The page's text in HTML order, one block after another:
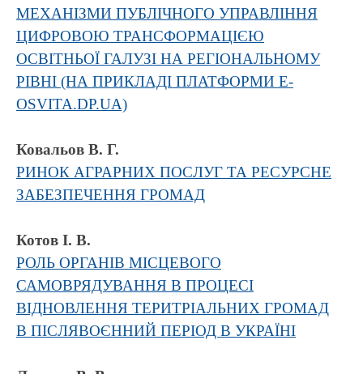
МЕХАНІЗМИ ПУБЛІЧНОГО УПРАВЛІННЯ
ЦИФРОВОЮ ТРАНСФОРМАЦІЄЮ
ОСВІТНЬОЇ ГАЛУЗІ НА РЕГІОНАЛЬНОМУ
РІВНІ (НА ПРИКЛАДІ ПЛАТФОРМИ E-
OSVITA.DP.UA)
Ковальов В. Г.
РИНОК АГРАРНИХ ПОСЛУГ ТА РЕСУРСНЕ
ЗАБЕЗПЕЧЕННЯ ГРОМАД
Котов І. В.
РОЛЬ ОРГАНІВ МІСЦЕВОГО
САМОВРЯДУВАННЯ В ПРОЦЕСІ
ВІДНОВЛЕННЯ ТЕРИТРІАЛЬНИХ ГРОМАД
В ПІСЛЯВОЄННИЙ ПЕРІОД В УКРАЇНІ